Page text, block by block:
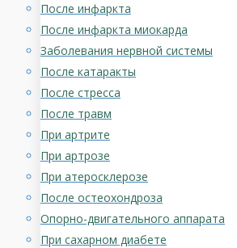
После инфаркта
После инфаркта миокарда
Заболевания нервной системы
После катаракты
После стресса
После травм
При артрите
При артрозе
При атеросклерозе
После остеохондроза
Опорно-двигательного аппарата
При сахарном диабете